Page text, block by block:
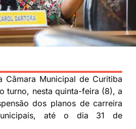
Municipal de Curitiba
turno, nesta quinta-feira (8), a
dos planos de carreira
até o dia 31 de